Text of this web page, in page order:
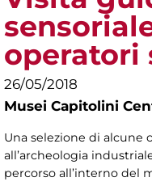
operatori
26/05/2018
Musei Capitolini
Una selezione di alcune
all’archeologia
percorso all’interno del